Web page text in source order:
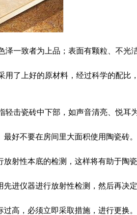
一致者为上品；表面有颗粒、不光
了上好的原材料，经过科学的配
击瓷砖中下部，如声音清亮、悦耳
好不要在房间里大面积使用陶瓷砖。
射性本底的检测，这样将有助于陶瓷
进仪器进行放射性检测，然后再决定
高，必须立即采取措施，进行更